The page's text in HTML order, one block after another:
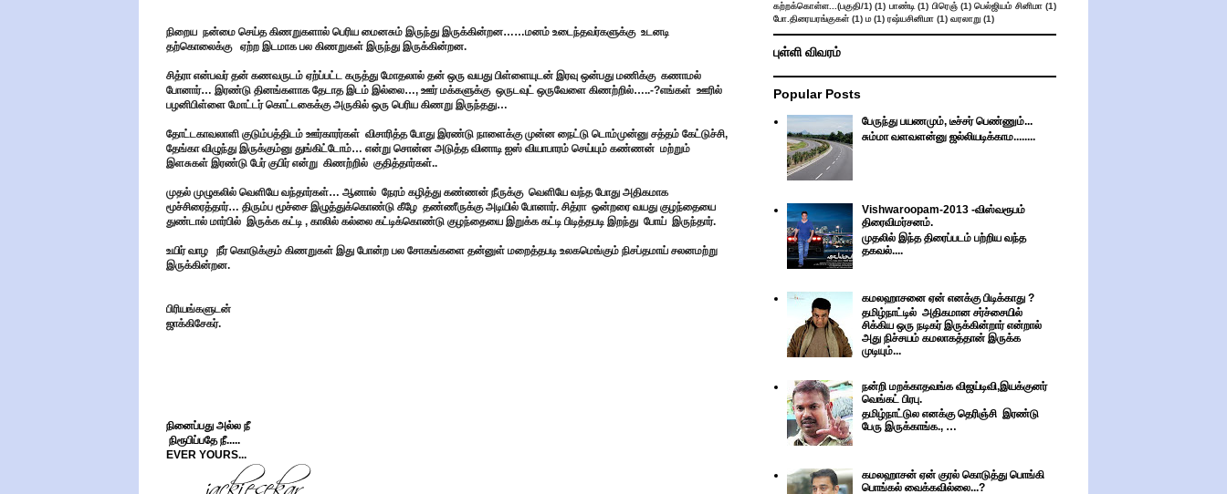
நிறைய நன்மை செய்த கிணறுகளால் பெரிய மைனசும் இருந்து இருக்கின்றன……மனம் உடைந்தவர்களுக்கு உடனடி
தற்கொலைக்கு ஏற்ற இடமாக பல கிணறுகள் இருந்து இருக்கின்றன.
சித்ரா என்பவர் தன் கணவருடம் ஏற்ப்பட்ட கருத்து மோதலால் தன் ஒரு வயது பிள்ளையுடன் இரவு ஒன்பது மணிக்கு கணாமல்
போனார்… இரண்டு தினங்களாக தேடாத இடம் இல்லை…, ஊர் மக்களுக்கு ஒருடவுட் ஒருவேளை கிணற்றில்…..-?எங்கள் ஊரில்
பழனிபிள்ளை மோட்டர் கொட்டகைக்கு அருகில் ஒரு பெரிய கிணறு இருந்தது…
தோட்டகாவலாளி குடும்பத்திடம் ஊர்காரர்கள் விசாரித்த போது இரண்டு நாளைக்கு முன்ன நைட்டு டொம்முன்னு சத்தம் கேட்டுச்சி,
தேங்கா விழுந்து இருக்கும்னு துங்கிட்டோம்… என்று சொன்ன அடுத்த வினாடி ஐஸ் வியாபாரம் செய்யும் கண்ணன் மற்றும்
இளசுகள் இரண்டு பேர் குபிர் என்று கிணற்றில் குதித்தார்கள்..
முதல் முழுகலில் வெளியே வந்தார்கள்… ஆனால் நேரம் கழித்து கண்ணன் நீருக்கு வெளியே வந்த போது அதிகமாக
மூச்சிரைத்தார்… திரும்ப மூச்சை இழுத்துக்கொண்டு கீழே தண்ணீருக்கு அடியில் போனார். சித்ரா ஒன்றரை வயது குழந்தையை
துண்டால் மார்பில் இருக்க கட்டி , காலில் கல்லை கட்டிக்கொண்டு குழந்தையை இறுக்க கட்டி பிடித்தபடி இறந்து போய் இருந்தார்.
உயிர் வாழ நீர் கொடுக்கும் கிணறுகள் இது போன்ற பல சோகங்களை தன்னுள் மறைத்தபடி உலகமெங்கும் நிசப்தமாய் சலனமற்று
இருக்கின்றன.
பிரியங்களுடன்
ஜாக்கிசேகர்.
நினைப்பது அல்ல நீ
நிரூபிப்பதே நீ.....
EVER YOURS...
கற்றக்கொள்ள...(பகுதி/1) (1) பாண்டி (1) பிரெஞ் (1) பெல்ஜியம் சினிமா (1)
போ.திரையரங்குகள் (1) ம (1) ரஷ்யசினிமா (1) வரலாறு (1)
புள்ளி விவரம்
Popular Posts
பேருந்து பயணமும், டீச்சர் பெண்ணும்...
சும்மா வளவளன்னு ஜல்லியடிக்காம........
Vishwaroopam-2013 -விஸ்வரூபம்
திரைவிமர்சனம்.
முதலில் இந்த திரைப்படம் பற்றிய வந்த
தகவல்....
கமலஹாசனை ஏன் எனக்கு பிடிக்காது ?
தமிழ்நாட்டில் அதிகமான சர்ச்சையில்
சிக்கிய ஒரு நடிகர் இருக்கின்றார் என்றால்
அது நிச்சயம் கமலாகத்தான் இருக்க
முடியும்...
நன்றி மறக்காதவங்க விஜய்டிவி,இயக்குனர்
வெங்கட் பிரபு.
தமிழ்நாட்டுல எனக்கு தெரிஞ்சி இரண்டு
பேரு இருக்காங்க., …
கமலஹாசன் ஏன் குரல் கொடுத்து பொங்கி
பொங்கல் வைக்கவில்லை...?